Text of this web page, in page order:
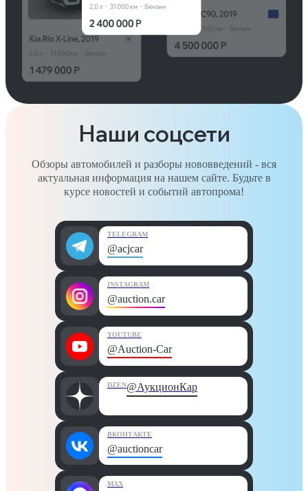
Наши соцсети
Обзоры автомобилей и разборы нововведений - вся
актуальная информация на нашем сайте. Будьте в
курсе новостей и событий автопрома!
TELEGRAM
@acjcar
INSTAGRAM
@auction.car
YOUTUBE
@Auction-Car
DZEN@АукционКар
ВКОНТАКТЕ
@auctioncar
MAX